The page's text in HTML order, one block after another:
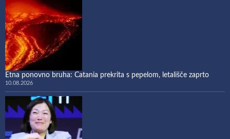
Etna ponovno bruha: Catania prekrita s pepelom, letališče zaprto
10.08.2026